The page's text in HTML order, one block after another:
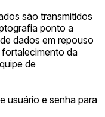
são transmitidos
ponto a
dados em repouso
da
de
usuário e senha para